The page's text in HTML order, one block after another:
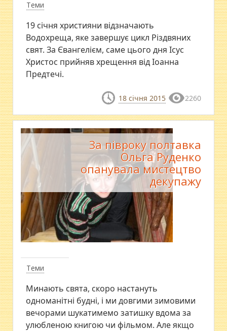
Теми
19 січня християни відзначають
Водохреща, яке завершує цикл Різдвяних
свят. За Євангелієм, саме цього дня Ісус
Христос прийняв хрещення від Іоанна
Предтечі.
18 січня 2015 2260
Теми
За півроку полтавка
Ольга Руденко
опанувала мистецтво
декупажу
Минають свята, скоро настануть
одноманітні будні, і ми довгими зимовими
вечорами шукатимемо затишку вдома за
улюбленою книгою чи фільмом. Але якщо